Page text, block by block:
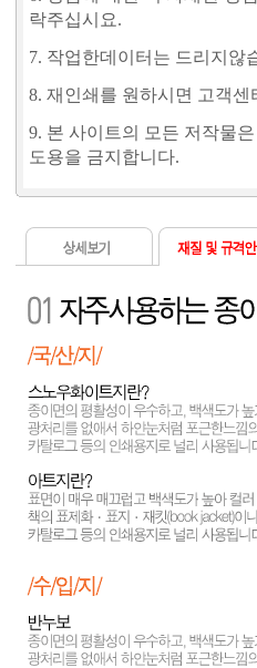
락주십시요.
7. 작업한데이터는 드리지않
8. 재인쇄를 원하시면 고객
9. 본 사이트의 모든 저작물
도용을 금지합니다.